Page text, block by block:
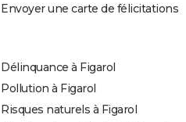
Envoyer une carte de félicitations
Délinquance à Figarol
Pollution à Figarol
Risques naturels à Figarol